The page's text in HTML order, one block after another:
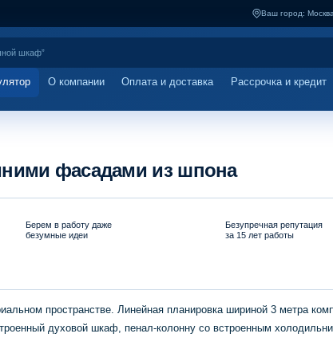
Ваш город: Москва
О компании Оплата и доставка Рассрочка и кредит
фасадами из шпона
Берем в работу даже
безумные идеи
Безупречная репутация
за 15 лет работы
пространстве. Линейная планировка шириной 3 метра
духовой шкаф, пенал-колонну со встроенным